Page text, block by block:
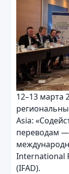
12–13 марта
Asia:
переводам
International
(IFAD).